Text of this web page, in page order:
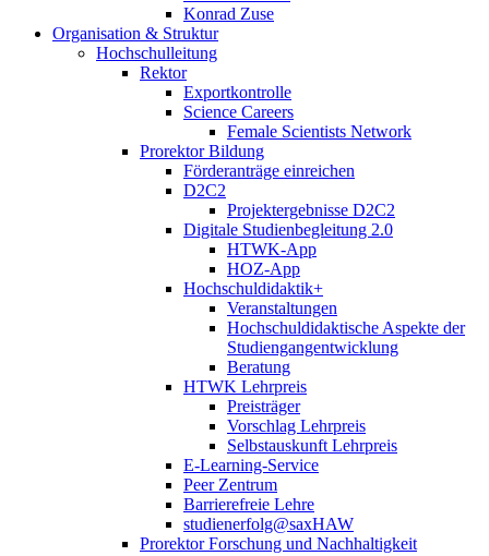
Konrad Zuse
Organisation & Struktur
Hochschulleitung
Rektor
Exportkontrolle
Science Careers
Female Scientists Network
Prorektor Bildung
Förderanträge einreichen
D2C2
Projektergebnisse D2C2
Digitale Studienbegleitung 2.0
HTWK-App
HOZ-App
Hochschuldidaktik+
Veranstaltungen
Hochschuldidaktische Aspekte der
Studiengangentwicklung
Beratung
HTWK Lehrpreis
Preisträger
Vorschlag Lehrpreis
Selbstauskunft Lehrpreis
E-Learning-Service
Peer Zentrum
Barrierefreie Lehre
studienerfolg@saxHAW
Prorektor Forschung und Nachhaltigkeit